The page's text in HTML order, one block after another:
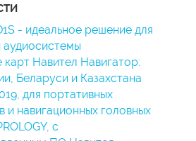
- идеальное решение для
аудиосистемы
Навител Навигатор:
Беларуси и Казахстана
для портативных
и навигационных головных
с